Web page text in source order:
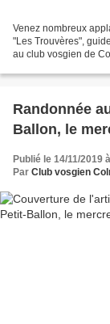
Venez nombreux
"Les Trouvères",
au club vosgien de
Randonnée
Ballon, le
Publié le 14/11/2019
Par Club vosgien